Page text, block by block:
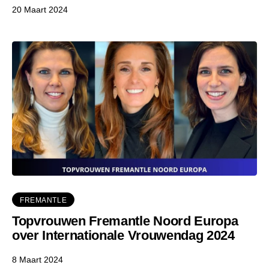
20 Maart 2024
FREMANTLE
Topvrouwen Fremantle Noord Europa
over Internationale Vrouwendag 2024
8 Maart 2024